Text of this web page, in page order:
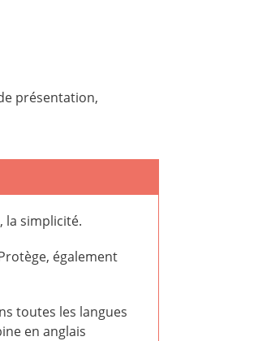
présentation,
la simplicité.
également
toutes les langues
en anglais